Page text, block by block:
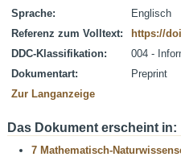
Sprache:
Englisch
Referenz zum Volltext:
https://
DDC-Klassifikation:
004 -
Dokumentart:
Preprint
Zur Langanzeige
Das Dokument erscheint in:
7 Mathematisch-